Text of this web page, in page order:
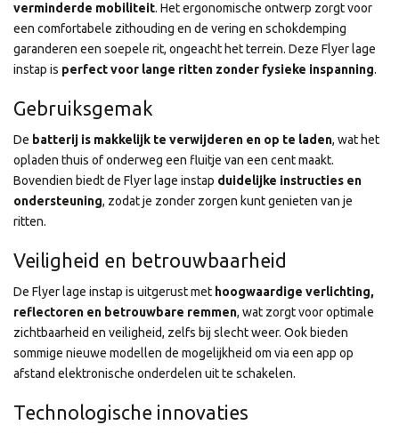
verminderde mobiliteit. Het ergonomische ontwerp zorgt voor
een comfortabele zithouding en de vering en schokdemping
garanderen een soepele rit, ongeacht het terrein. Deze Flyer lage
instap is perfect voor lange ritten zonder fysieke inspanning.
Gebruiksgemak
De batterij is makkelijk te verwijderen en op te laden, wat het
opladen thuis of onderweg een fluitje van een cent maakt.
Bovendien biedt de Flyer lage instap duidelijke instructies en
ondersteuning, zodat je zonder zorgen kunt genieten van je
ritten.
Veiligheid en betrouwbaarheid
De Flyer lage instap is uitgerust met hoogwaardige verlichting,
reflectoren en betrouwbare remmen, wat zorgt voor optimale
zichtbaarheid en veiligheid, zelfs bij slecht weer. Ook bieden
sommige nieuwe modellen de mogelijkheid om via een app op
afstand elektronische onderdelen uit te schakelen.
Technologische innovaties